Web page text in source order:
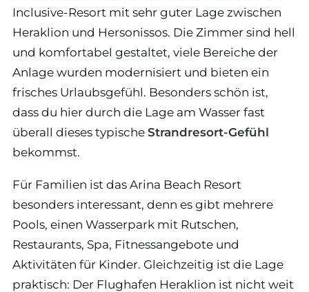
Inclusive-Resort mit sehr guter Lage zwischen
Heraklion und Hersonissos. Die Zimmer sind hell
und komfortabel gestaltet, viele Bereiche der
Anlage wurden modernisiert und bieten ein
frisches Urlaubsgefühl. Besonders schön ist,
dass du hier durch die Lage am Wasser fast
überall dieses typische Strandresort-Gefühl
bekommst.
Für Familien ist das Arina Beach Resort
besonders interessant, denn es gibt mehrere
Pools, einen Wasserpark mit Rutschen,
Restaurants, Spa, Fitnessangebote und
Aktivitäten für Kinder. Gleichzeitig ist die Lage
praktisch: Der Flughafen Heraklion ist nicht weit